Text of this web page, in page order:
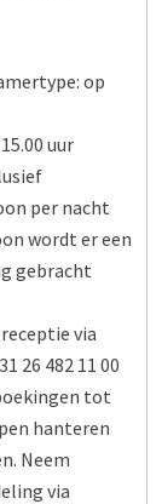
op
uur
per nacht
wordt er een
gebracht
via
26 482 11 00
tot
hanteren
Neem
via